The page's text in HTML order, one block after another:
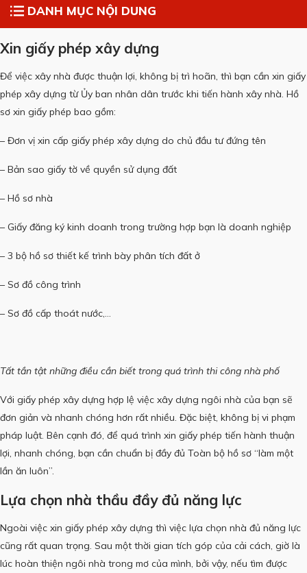
DANH MỤC NỘI DUNG
Xin giấy phép xây dựng
Để việc xây nhà được thuận lợi, không bị trì hoãn, thì bạn cần xin giấy
phép xây dựng từ Ủy ban nhân dân trước khi tiến hành xây nhà. Hồ
sơ xin giấy phép bao gồm:
– Đơn vị xin cấp giấy phép xây dựng do chủ đầu tư đứng tên
– Bản sao giấy tờ về quyền sử dụng đất
– Hồ sơ nhà
– Giấy đăng ký kinh doanh trong trường hợp bạn là doanh nghiệp
– 3 bộ hồ sơ thiết kế trình bày phân tích đất ở
– Sơ đồ công trình
– Sơ đồ cấp thoát nước,…
Tất tần tật những điều cần biết trong quá trình thi công nhà phố
Với giấy phép xây dựng hợp lệ việc xây dựng ngôi nhà của bạn sẽ
đơn giản và nhanh chóng hơn rất nhiều. Đặc biệt, không bị vi phạm
pháp luật. Bên cạnh đó, để quá trình xin giấy phép tiến hành thuận
lợi, nhanh chóng, bạn cần chuẩn bị đầy đủ Toàn bộ hồ sơ “làm một
lần ăn luôn”.
Lựa chọn nhà thầu đầy đủ năng lực
Ngoài việc xin giấy phép xây dựng thì việc lựa chọn nhà đủ năng lực
cũng rất quan trọng. Sau một thời gian tích góp của cải cách, giờ là
lúc hoàn thiện ngôi nhà trong mơ của mình, bởi vậy, nếu tìm được